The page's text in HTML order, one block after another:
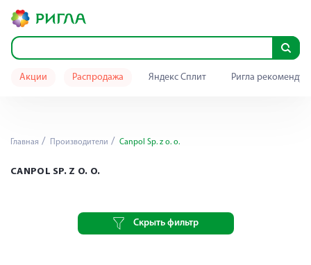
Акции Распродажа Яндекс Сплит Ригла
Главная Производители Canpol Sp. z o. o.
CANPOL SP. Z O. O.
Скрыть фильтр